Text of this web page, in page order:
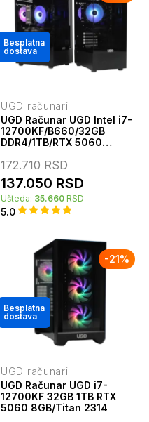
Besplatna
dostava
UGD računari
UGD Računar UGD Intel i7-
12700KF/B660/32GB
DDR4/1TB/RTX 5060
3333
5.0
172.710RSD
137.050 RSD
Ušteda: 35.660 RSD
-21%
Besplatna
dostava
UGD računari
UGD Računar UGD i7-
12700KF 32GB 1TB RTX
5060 8GB/Titan 2314